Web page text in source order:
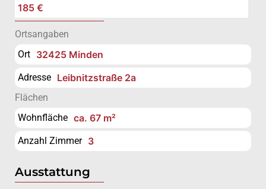
185 €
Ortsangaben
Ort 32425 Minden
Adresse Leibnitzstraße 2a
Flächen
Wohnfläche ca. 67 m²
Anzahl Zimmer 3
Ausstattung